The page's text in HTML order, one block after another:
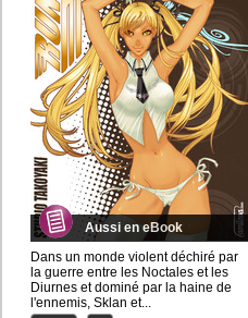
Aussi en eBook
Dans un monde violent déchiré par
la guerre entre les Noctales et les
Diurnes et dominé par la haine de
l'ennemis, Sklan et...